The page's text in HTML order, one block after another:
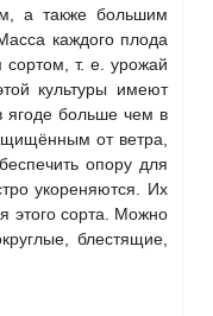
а также большим
каждого плода
т. е. урожай
культуры имеют
ягоде больше чем в
от ветра,
опору для
укореняются. Их
этого сорта. Можно
блестящие,